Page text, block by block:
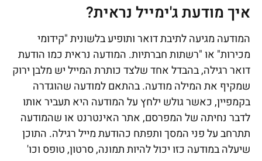
איך מודעת ג'ימייל נראית?
המודעה מגיעה לתיבת דואר ותופיע בלשונית "קידומי
מכירות" או "רשתות חברתיות. המודעה נראית כמו הודעת
דואר רגילה, בהבדל אחד שלצד כותרת המייל יש מלבן ירוק
שמקיף את המילה מודעה. בהתאם למודעה שהוגדרה
בקמפיין, כאשר גולש ילחץ על המודעה היא תעביר אותו
לדבר נחיתה של המפרסם, אתר האינטרנט או שהמודעה
תתרחב על פני המסך ותפתח כהודעת מייל רגילה. התוכן
שיעלה במודעה כזו יכול להיות תמונה, סרטון, טופס וכו'